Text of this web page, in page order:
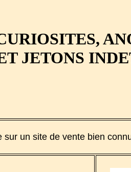
JETONS
sur un site de vente bien